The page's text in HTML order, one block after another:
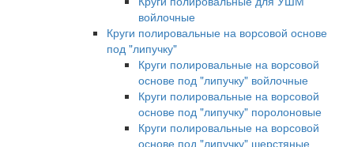
войлочные
Круги полировальные на ворсовой основе
под "липучку"
Круги полировальные на ворсовой
основе под "липучку" войлочные
Круги полировальные на ворсовой
основе под "липучку" поролоновые
Круги полировальные на ворсовой
основе под "липучку" шерстяные